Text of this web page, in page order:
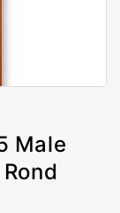
Male